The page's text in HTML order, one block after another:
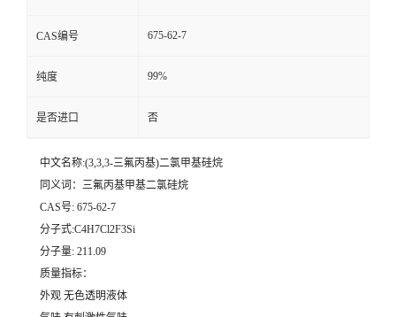
留
CAS编号 675-62-7
纯度 99%
是否进口 否
中文名称:(3,3,3-三氟丙基)二氯甲基硅烷
同义词：三氟丙基甲基二氯硅烷
CAS号: 675-62-7
分子式:C4H7Cl2F3Si
分子量: 211.09
质量指标：
外观 无色透明液体